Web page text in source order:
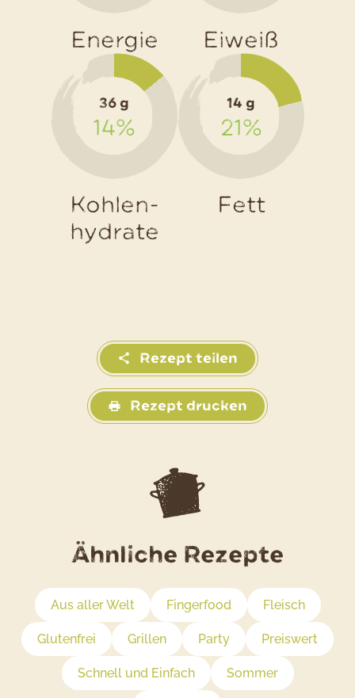
Energie Eiweiß
36 g
14%
Kohlen-
hydrate
14 g
21%
Fett
Rezept teilen
Rezept drucken
Ähnliche Rezepte
Aus aller Welt Fingerfood Fleisch
Glutenfrei Grillen Party Preiswert
Schnell und Einfach Sommer